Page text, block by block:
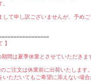
して申し訳ございませんが、予め
】
間は夏季休業とさせていただきま
ご注文は休業前に出荷いたします。
いただいてもご希望に添えない場合